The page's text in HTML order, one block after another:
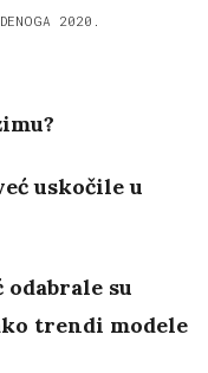
2020.
uskočile u
su
trendi modele